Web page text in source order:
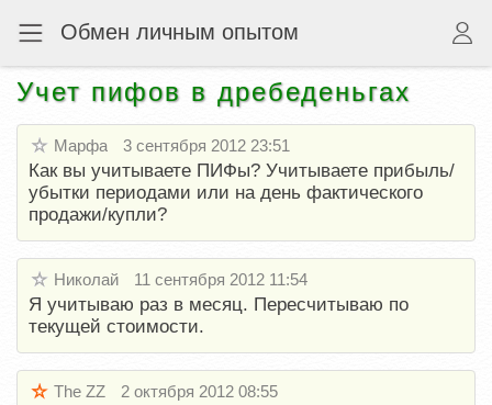
Обмен личным опытом
Учет пифов в дребеденьгах
Марфа 3 сентября 2012 23:51
Как вы учитываете ПИФы? Учитываете прибыль/
убытки периодами или на день фактического
продажи/купли?
Николай 11 сентября 2012 11:54
Я учитываю раз в месяц. Пересчитываю по
текущей стоимости.
The ZZ 2 октября 2012 08:55